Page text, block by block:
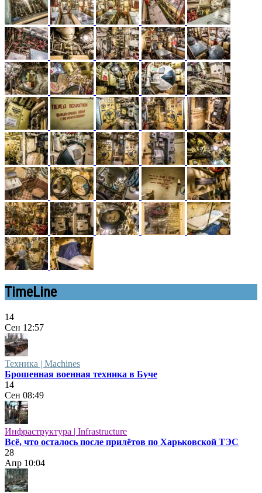
TimeLine
14
Сен 12:57
Техника | Machines
Брошенная военная техника в Буче
14
Сен 08:49
Инфраструктура | Infrastructure
Всё, что осталось после прилётов по Харьковской ТЭС
28
Апр 10:04